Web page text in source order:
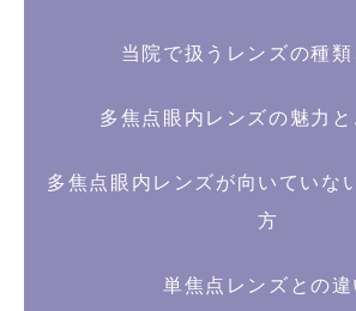
当院で扱うレンズの種類
多焦点眼内レンズの魅力と
多焦点眼内レンズが向いていな
方
単焦点レンズとの違